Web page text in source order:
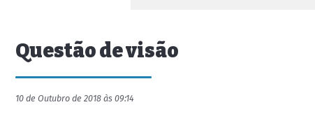
Questão de visão
10 de Outubro de 2018 às 09:14